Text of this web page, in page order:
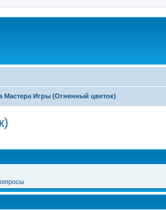
Мастера Игры (Огненный цветок)